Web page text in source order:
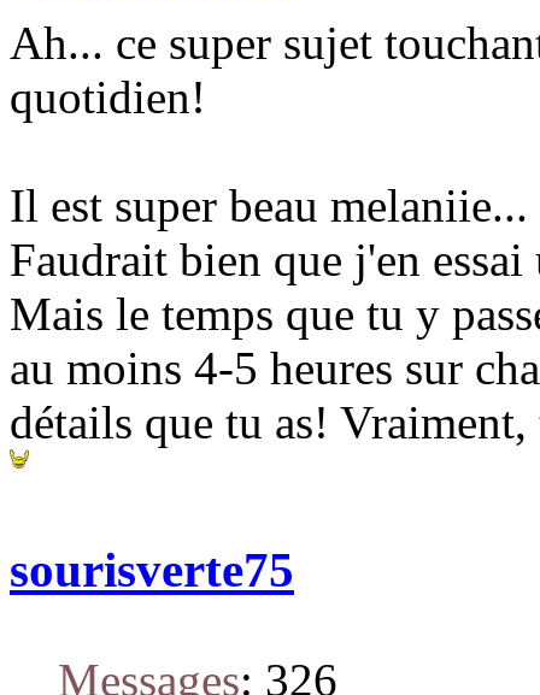
Ah... ce super sujet
quotidien!
Il est super beau
Faudrait bien que j'en
Mais le temps que tu y
au moins 4-5 heures sur
détails que tu as!
sourisverte75
Messages: 326